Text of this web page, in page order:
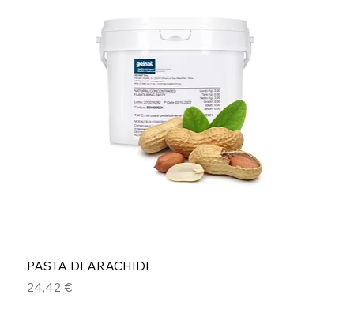
PASTA DI ARACHIDI
Prezzo
24,42 €